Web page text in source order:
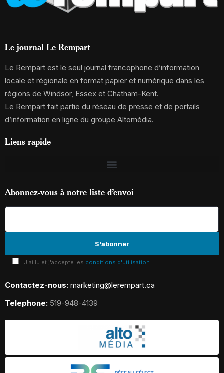
Le journal Le Rempart
Le Rempart est le seul journal francophone d’information
locale et régionale en format papier et numérique dans les
régions de Windsor, Essex et Chatham-Kent.
Le Rempart fait partie du réseau de presse et de portails
d’information en ligne du groupe Altomédia.
Liens rapide
Abonnez-vous à notre liste d’envoi
J'ai lu et j'accepte les conditions d'utilisation
Contactez-nous: marketing@lerempart.ca
Telephone: 519-948-4139